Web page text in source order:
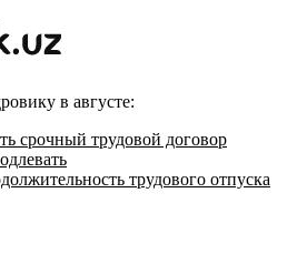
в августе:
срочный трудовой договор
трудового отпуска